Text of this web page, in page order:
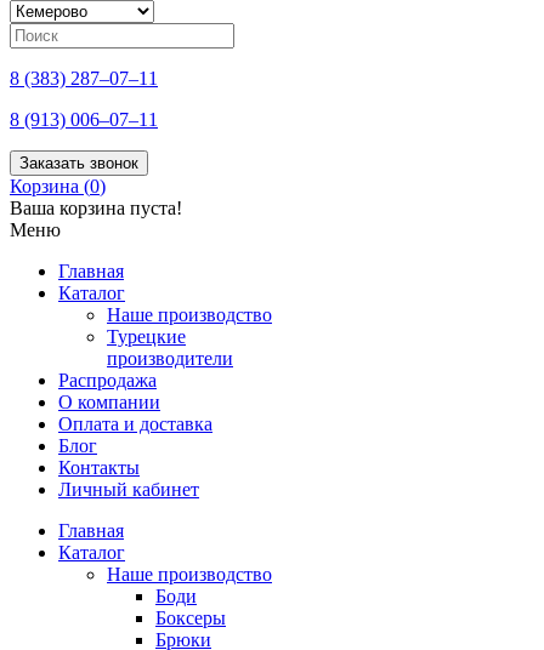
8 (383) 287–07–11
8 (913) 006–07–11
Заказать звонок
Корзина (0)
Ваша корзина пуста!
Меню
Главная
Каталог
Наше производство
Турецкие
производители
Распродажа
О компании
Оплата и доставка
Блог
Контакты
Личный кабинет
Главная
Каталог
Наше производство
Боди
Боксеры
Брюки